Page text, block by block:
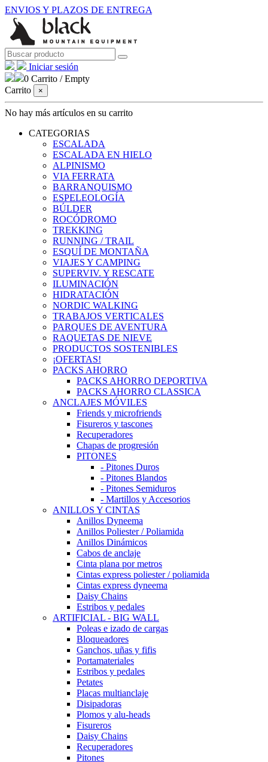
ENVIOS Y PLAZOS DE ENTREGA
Iniciar sesión
0 Carrito /Empty
Carrito
×
No hay más artículos en su carrito
CATEGORIAS
ESCALADA
ESCALADA EN HIELO
ALPINISMO
VIA FERRATA
BARRANQUISMO
ESPELEOLOGÍA
BÚLDER
ROCÓDROMO
TREKKING
RUNNING / TRAIL
ESQUÍ DE MONTAÑA
VIAJES Y CAMPING
SUPERVIV. Y RESCATE
ILUMINACIÓN
HIDRATACIÓN
NORDIC WALKING
TRABAJOS VERTICALES
PARQUES DE AVENTURA
RAQUETAS DE NIEVE
PRODUCTOS SOSTENIBLES
¡OFERTAS!
PACKS AHORRO
PACKS AHORRO DEPORTIVA
PACKS AHORRO CLASSICA
ANCLAJES MÓVILES
Friends y microfriends
Fisureros y tascones
Recuperadores
Chapas de progresión
PITONES
- Pitones Duros
- Pitones Blandos
- Pitones Semiduros
- Martillos y Accesorios
ANILLOS Y CINTAS
Anillos Dyneema
Anillos Poliester / Poliamida
Anillos Dinámicos
Cabos de anclaje
Cinta plana por metros
Cintas express poliester / poliamida
Cintas express dyneema
Daisy Chains
Estribos y pedales
ARTIFICIAL - BIG WALL
Poleas e izado de cargas
Bloqueadores
Ganchos, uñas y fifis
Portamateriales
Estribos y pedales
Petates
Placas multianclaje
Disipadoras
Plomos y alu-heads
Fisureros
Daisy Chains
Recuperadores
Pitones